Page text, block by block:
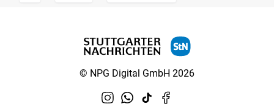
© NPG Digital GmbH 2026